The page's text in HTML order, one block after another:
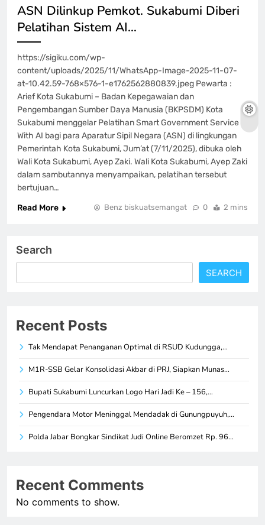
ASN Dilinkup Pemkot. Sukabumi Diberi
Pelatihan Sistem AI…
https://sigiku.com/wp-
content/uploads/2025/11/WhatsApp-Image-2025-11-07-
at-10.42.59-768×576-1-e1762562880839.jpeg Pewarta :
Arief Kota Sukabumi – Badan Kepegawaian dan
Pengembangan Sumber Daya Manusia (BKPSDM) Kota
Sukabumi menggelar Pelatihan Smart Government Service
With AI bagi para Aparatur Sipil Negara (ASN) di lingkungan
Pemerintah Kota Sukabumi, Jum’at (7/11/2025), dibuka oleh
Wali Kota Sukabumi, Ayep Zaki. Wali Kota Sukabumi, Ayep Zaki
dalam sambutannya menyampaikan, pelatihan tersebut
bertujuan…
Read More
Benz biskuatsemangat 0 2 mins
Search
SEARCH
Recent Posts
Tak Mendapat Penanganan Optimal di RSUD Kudungga,…
M1R-SSB Gelar Konsolidasi Akbar di PRJ, Siapkan Munas…
Bupati Sukabumi Luncurkan Logo Hari Jadi Ke – 156,…
Pengendara Motor Meninggal Mendadak di Gunungpuyuh,…
Polda Jabar Bongkar Sindikat Judi Online Beromzet Rp. 96…
Recent Comments
No comments to show.